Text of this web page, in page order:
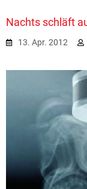
Nachts schläft
13. Apr. 2012